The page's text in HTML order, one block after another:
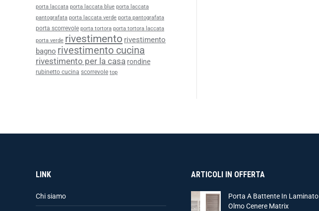
porta laccata porta laccata blue porta laccata
pantografata porta laccata verde porta pantografata
porta scorrevole porta tortora porta tortora laccata
porta verde rivestimento rivestimento
bagno rivestimento cucina
rivestimento per la casa rondine
rubinetto cucina scorrevole top
LINK
Chi siamo
ARTICOLI IN OFFERTA
Porta A Battente In Laminato
Olmo Cenere Matrix